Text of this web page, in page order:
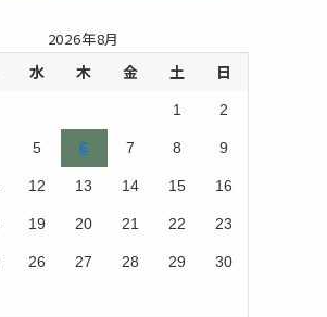
2026年8月
水 木 金 土 日
1 2
5 6 7 8 9
12 13 14 15 16
19 20 21 22 23
26 27 28 29 30